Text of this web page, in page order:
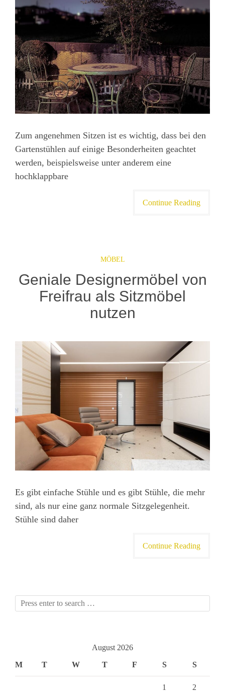
Zum angenehmen Sitzen ist es wichtig, dass bei den
Gartenstühlen auf einige Besonderheiten geachtet
werden, beispielsweise unter anderem eine
hochklappbare
Continue Reading
MÖBEL
Geniale Designermöbel von
Freifrau als Sitzmöbel
nutzen
Es gibt einfache Stühle und es gibt Stühle, die mehr
sind, als nur eine ganz normale Sitzgelegenheit.
Stühle sind daher
Continue Reading
August 2026
M
T W T F S S
1 2